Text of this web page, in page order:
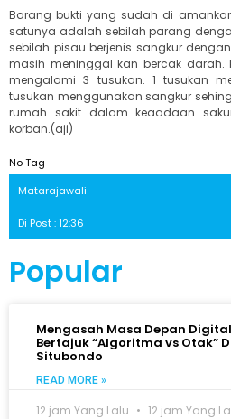
Barang bukti yang sudah di
satunya adalah sebilah parang
sebilah pisau berjenis sangkur
masih meninggal kan bercak darah.
mengalami 3 tusukan. 1 tusukan
tusukan menggunakan sangkur
rumah sakit dalam keaadaan
korban.(aji)
No Tag
Matarajawali
Di Post : 12:36
Popular
Mengasah Masa Depan
Bertajuk “Algoritma vs Otak”
Situbondo
READ MORE »
12 jam Yang Lalu 12 jam Yang